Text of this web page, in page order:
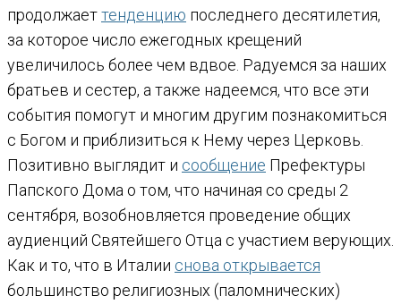
продолжаеттенденцию последнего десятилетия,
за которое число ежегодных крещений
увеличилось более чем вдвое. Радуемся за наших
братьев и сестер, а также надеемся, что все эти
события помогут и многим другим познакомиться
с Богом и приблизиться к Нему через Церковь.
Позитивно выглядит и сообщение Префектуры
Папского Дома о том, что начиная со среды 2
сентября, возобновляется проведение общих
аудиенций Святейшего Отца с участием верующих.
Как и то, что в Италии снова открывается
большинство религиозных (паломнических)